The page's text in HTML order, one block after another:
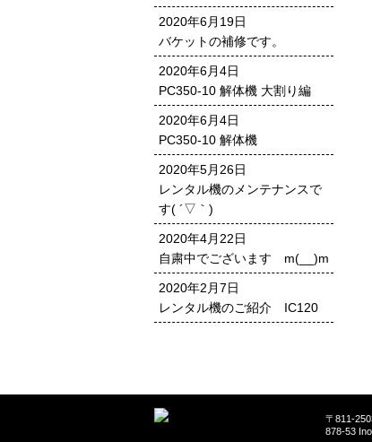
2020年6月19日
バケットの補修です。
2020年6月4日
PC350-10 解体機 大割り編
2020年6月4日
PC350-10 解体機
2020年5月26日
レンタル機のメンテナンスで
す( ´▽｀)
2020年4月22日
自粛中でございます m(__)m
2020年2月7日
レンタル機のご紹介 IC120
〒811-
878-53